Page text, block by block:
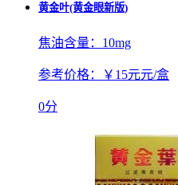
黄金叶(黄金眼新版)
焦油含量： 10mg
参考价格： ￥15元元/盒
0分